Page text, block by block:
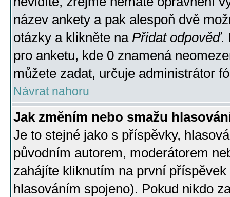
název ankety a pak alespoň dvě
otázky a klikněte na Přidat odpověď.
pro anketu, kde 0 znamená
můžete zadat, určuje administrátor
Návrat nahoru
Jak změním nebo smažu
Je to stejné jako s příspěvky,
původním autorem, moderátorem
zahájíte kliknutím na první
hlasováním spojeno). Pokud nikdo